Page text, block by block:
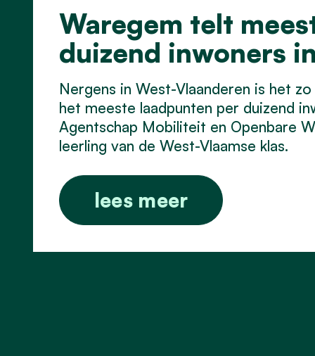
Waregem telt
duizend inwoners
Nergens in West-Vlaanderen is het
het meeste laadpunten per duizend
Agentschap Mobiliteit en Openbare
leerling van de West-Vlaamse klas.
lees meer